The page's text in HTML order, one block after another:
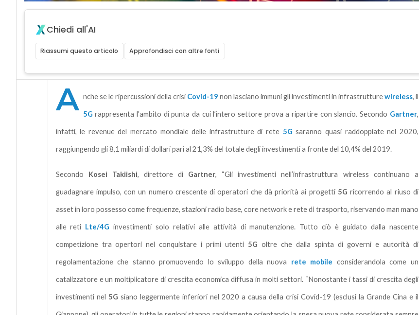
Chiedi all'AI
Riassumi questo articolo Approfondisci con altre fonti
A nche se le ripercussioni della crisi Covid-19 non lasciano immuni gli investimenti in infrastrutturewireless, il
5G rappresenta l’ambito di punta da cui l’intero settore prova a ripartire con slancio. Secondo Gartner,
infatti, le revenue del mercato mondiale delle infrastrutture di rete 5G saranno quasi raddoppiate nel 2020,
raggiungendo gli 8,1 miliardi di dollari pari al 21,3% del totale degli investimenti a fronte del 10,4% del 2019.
Secondo Kosei Takiishi, direttore di Gartner, “Gli investimenti nell’infrastruttura wireless continuano a
guadagnare impulso, con un numero crescente di operatori che dà priorità ai progetti 5G ricorrendo al riuso di
asset in loro possesso come frequenze, stazioni radio base, core network e rete di trasporto, riservando man mano
alle reti Lte/4G investimenti solo relativi alle attività di manutenzione. Tutto ciò è guidato dalla nascente
competizione tra opertori nel conquistare i primi utenti 5G oltre che dalla spinta di governi e autorità di
regolamentazione che stanno promuovendo lo sviluppo della nuova rete mobile considerandola come un
catalizzatore e un moltiplicatore di crescita economica diffusa in molti settori. “Nonostante i tassi di crescita degli
investimenti nel 5G siano leggermente inferiori nel 2020 a causa della crisi Covid-19 (esclusi la Grande Cina e il